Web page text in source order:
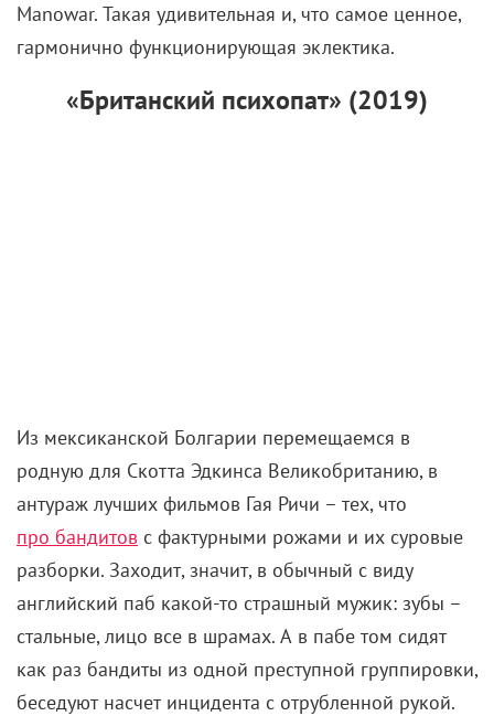
Manowar. Такая удивительная и, что самое ценное,
гармонично функционирующая эклектика.
«Британский психопат» (2019)
Из мексиканской Болгарии перемещаемся в
родную для Скотта Эдкинса Великобританию, в
антураж лучших фильмов Гая Ричи – тех, что
про бандитов с фактурными рожами и их суровые
разборки. Заходит, значит, в обычный с виду
английский паб какой-то страшный мужик: зубы –
стальные, лицо все в шрамах. А в пабе том сидят
как раз бандиты из одной преступной группировки,
беседуют насчет инцидента с отрубленной рукой.